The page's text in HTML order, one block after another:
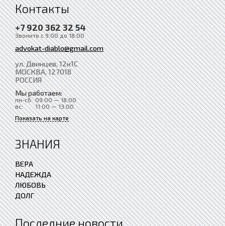
Контакты
+7 920 362 32 54
Звоните с 9:00 до 18:00
advokat-diablo@gmail.com
ул. Двинцев, 12к1С
МОСКВА, 127018
РОССИЯ
Мы работаем:
пн-сб: 09:00 — 18:00
вс:
11:00 — 13:00
Показать на карте
ЗНАНИЯ
ВЕРА
НАДЕЖДА
ЛЮБОВЬ
ДОЛГ
Последние новости